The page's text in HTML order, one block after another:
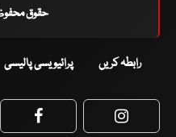
حقوق محفوظ
رابطہ کریں پرائیویسی پالیسی
Facebook